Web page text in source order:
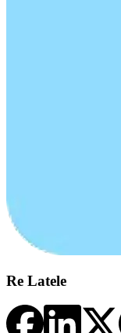
Re Latele